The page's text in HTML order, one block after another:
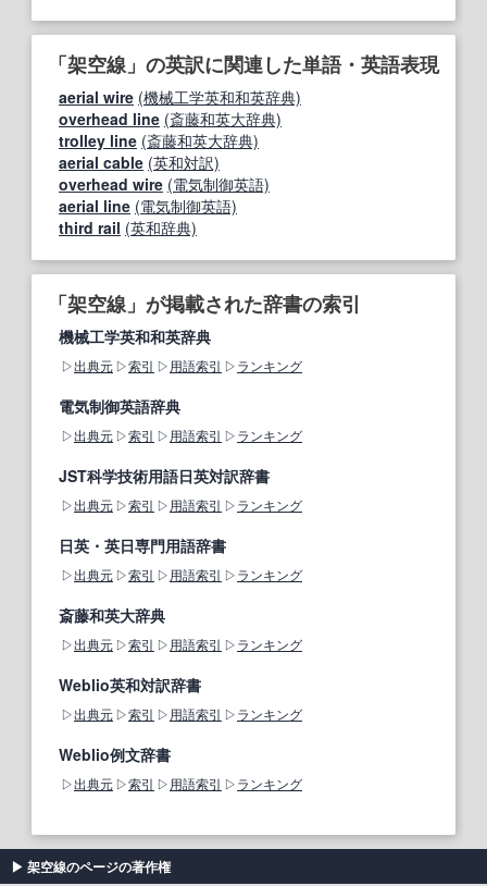
「架空線」の英訳に関連した単語・英語表現
aerial wire (機械工学英和和英辞典)
overhead line (斎藤和英大辞典)
trolley line (斎藤和英大辞典)
aerial cable (英和対訳)
overhead wire (電気制御英語)
aerial line (電気制御英語)
third rail (英和辞典)
「架空線」が掲載された辞書の索引
機械工学英和和英辞典
出典元 索引 用語索引 ランキング
電気制御英語辞典
出典元 索引 用語索引 ランキング
JST科学技術用語日英対訳辞書
出典元 索引 用語索引 ランキング
日英・英日専門用語辞書
出典元 索引 用語索引 ランキング
斎藤和英大辞典
出典元 索引 用語索引 ランキング
Weblio英和対訳辞書
出典元 索引 用語索引 ランキング
Weblio例文辞書
出典元 索引 用語索引 ランキング
架空線のページの著作権